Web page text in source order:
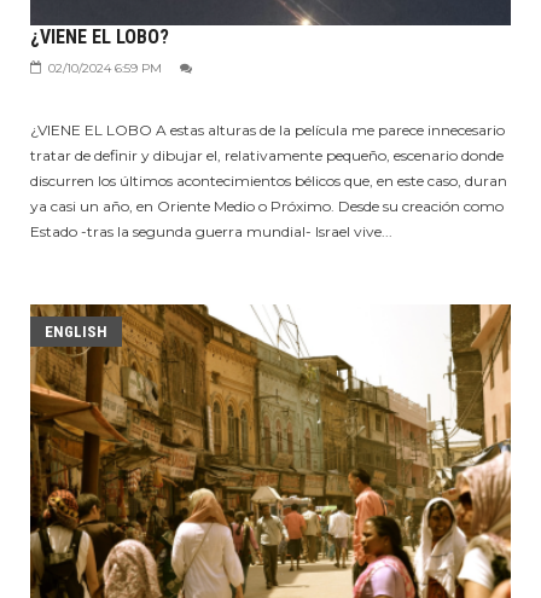
¿VIENE EL LOBO?
02/10/2024 6:59 PM
¿VIENE EL LOBO A estas alturas de la película me parece innecesario
tratar de definir y dibujar el, relativamente pequeño, escenario donde
discurren los últimos acontecimientos bélicos que, en este caso, duran
ya casi un año, en Oriente Medio o Próximo. Desde su creación como
Estado -tras la segunda guerra mundial- Israel vive...
ENGLISH